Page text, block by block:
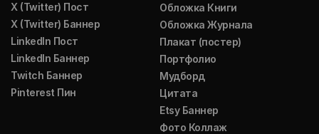
X (Twitter) Пост
X (Twitter) Баннер
LinkedIn Пост
LinkedIn Баннер
Twitch Баннер
Pinterest Пин
Обложка Книги
Обложка Журнала
Плакат (постер)
Портфолио
Мудборд
Цитата
Etsy Баннер
Фото Коллаж